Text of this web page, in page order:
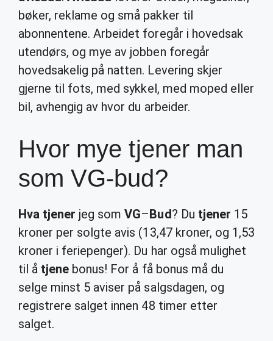
bøker, reklame og små pakker til
abonnentene. Arbeidet foregår i hovedsak
utendørs, og mye av jobben foregår
hovedsakelig på natten. Levering skjer
gjerne til fots, med sykkel, med moped eller
bil, avhengig av hvor du arbeider.
Hvor mye tjener man
som VG-bud?
Hva tjener jeg somVG–Bud? Du tjener 15
kroner per solgte avis (13,47 kroner, og 1,53
kroner i feriepenger). Du har også mulighet
til å tjene bonus! For å få bonus må du
selge minst 5 aviser på salgsdagen, og
registrere salget innen 48 timer etter
salget.